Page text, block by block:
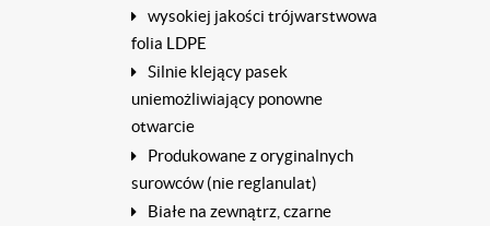
wysokiej jakości trójwarstwowa
folia LDPE
Silnie klejący pasek
uniemożliwiający ponowne
otwarcie
Produkowane z oryginalnych
surowców (nie reglanulat)
Białe na zewnątrz, czarne